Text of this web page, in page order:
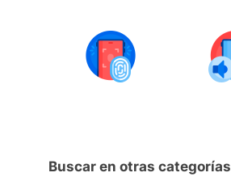
Buscar en otras categorías